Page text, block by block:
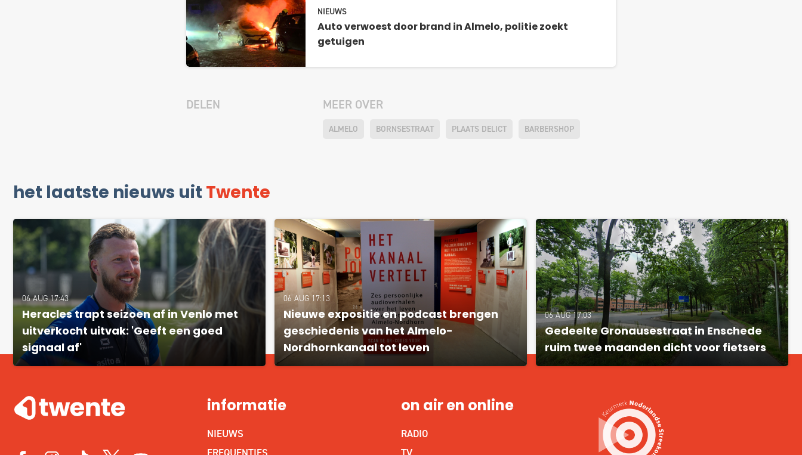
NIEUWS
Auto verwoest door brand in Almelo, politie zoekt
getuigen
DELEN MEER OVER
ALMELO BORNSESTRAAT PLAATS DELICT BARBERSHOP
het laatste nieuws uit Twente
06 AUG 17:43
Heracles trapt seizoen af in Venlo met
uitverkocht uitvak: 'Geeft een goed
signaal af'
06 AUG 17:13
Nieuwe expositie en podcast brengen
geschiedenis van het Almelo-
Nordhornkanaal tot leven
06 AUG 17:03
Gedeelte Gronausestraat in Enschede
ruim twee maanden dicht voor fietsers
informatie
NIEUWS
FREQUENTIES
on air en online
RADIO
TV